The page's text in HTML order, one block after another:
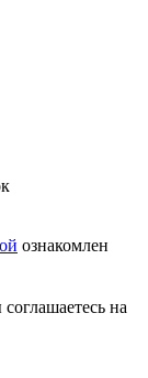
ознакомлен
на